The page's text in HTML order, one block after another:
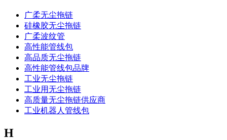
广柔无尘拖链
硅橡胶无尘拖链
广柔波纹管
高性能管线包
高品质无尘拖链
高性能管线包品牌
工业无尘拖链
工业用无尘拖链
高质量无尘拖链供应商
工业机器人管线包
H